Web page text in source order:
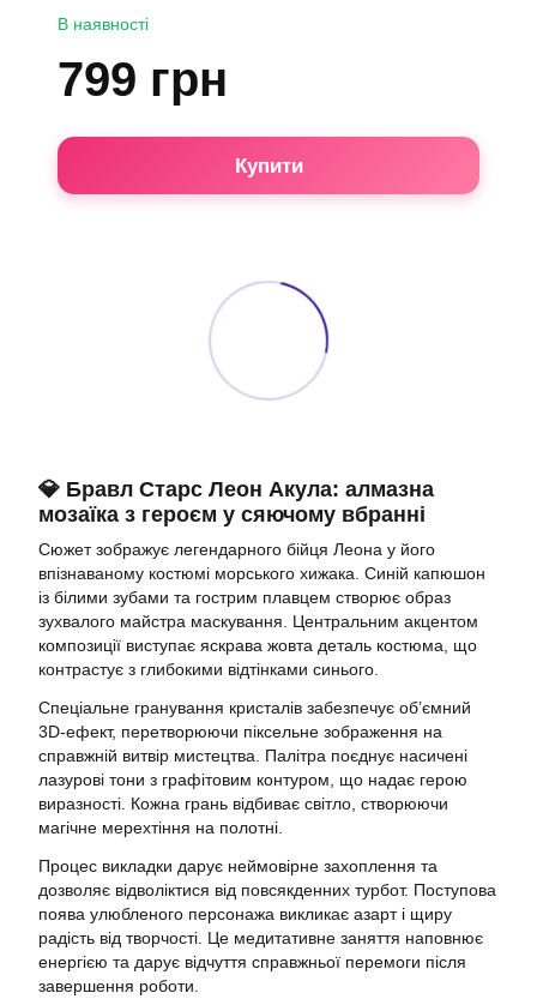
В наявності
799 грн
Купити
💎 Бравл Старс Леон Акула: алмазна
мозаїка з героєм у сяючому вбранні
Сюжет зображує легендарного бійця Леона у його
впізнаваному костюмі морського хижака. Синій капюшон
із білими зубами та гострим плавцем створює образ
зухвалого майстра маскування. Центральним акцентом
композиції виступає яскрава жовта деталь костюма, що
контрастує з глибокими відтінками синього.
Спеціальне гранування кристалів забезпечує об’ємний
3D-ефект, перетворюючи піксельне зображення на
справжній витвір мистецтва. Палітра поєднує насичені
лазурові тони з графітовим контуром, що надає герою
виразності. Кожна грань відбиває світло, створюючи
магічне мерехтіння на полотні.
Процес викладки дарує неймовірне захоплення та
дозволяє відволіктися від повсякденних турбот. Поступова
поява улюбленого персонажа викликає азарт і щиру
радість від творчості. Це медитативне заняття наповнює
енергією та дарує відчуття справжньої перемоги після
завершення роботи.